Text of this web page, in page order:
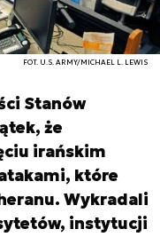
FOT. U.S. ARMY/MICHAEL L. LEWIS
Stanów
że
irańskim
które
Wykradali
instytucji